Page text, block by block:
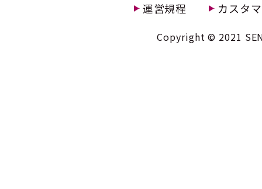
運営規程 カスタ
Copyright © 2021